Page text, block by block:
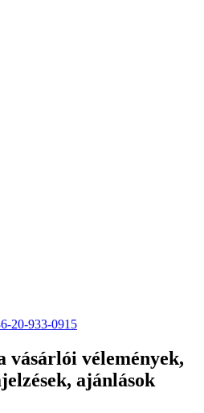
20-933-0915
vásárlói vélemények,
ajánlások